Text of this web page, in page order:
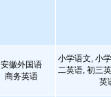
安徽外国语
商务英语
小学语文, 小
二英语, 初三
英